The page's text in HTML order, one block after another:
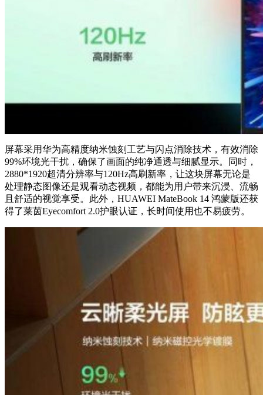
屏幕采用华为高精度纳米蚀刻工艺与闪点消除技术，有效消除
99%环境光干扰，确保了画面的纯净通透与细腻显示。同时，
2880*1920超清分辨率与120Hz高刷新率，让这块屏幕无论是
处理静态图像还是观看动态视频，都能为用户带来沉浸、流畅
且舒适的视觉享受。此外，HUAWEI MateBook 14 鸿蒙版还获
得了莱茵Eyecomfort 2.0护眼认证，长时间使用也不易疲劳。